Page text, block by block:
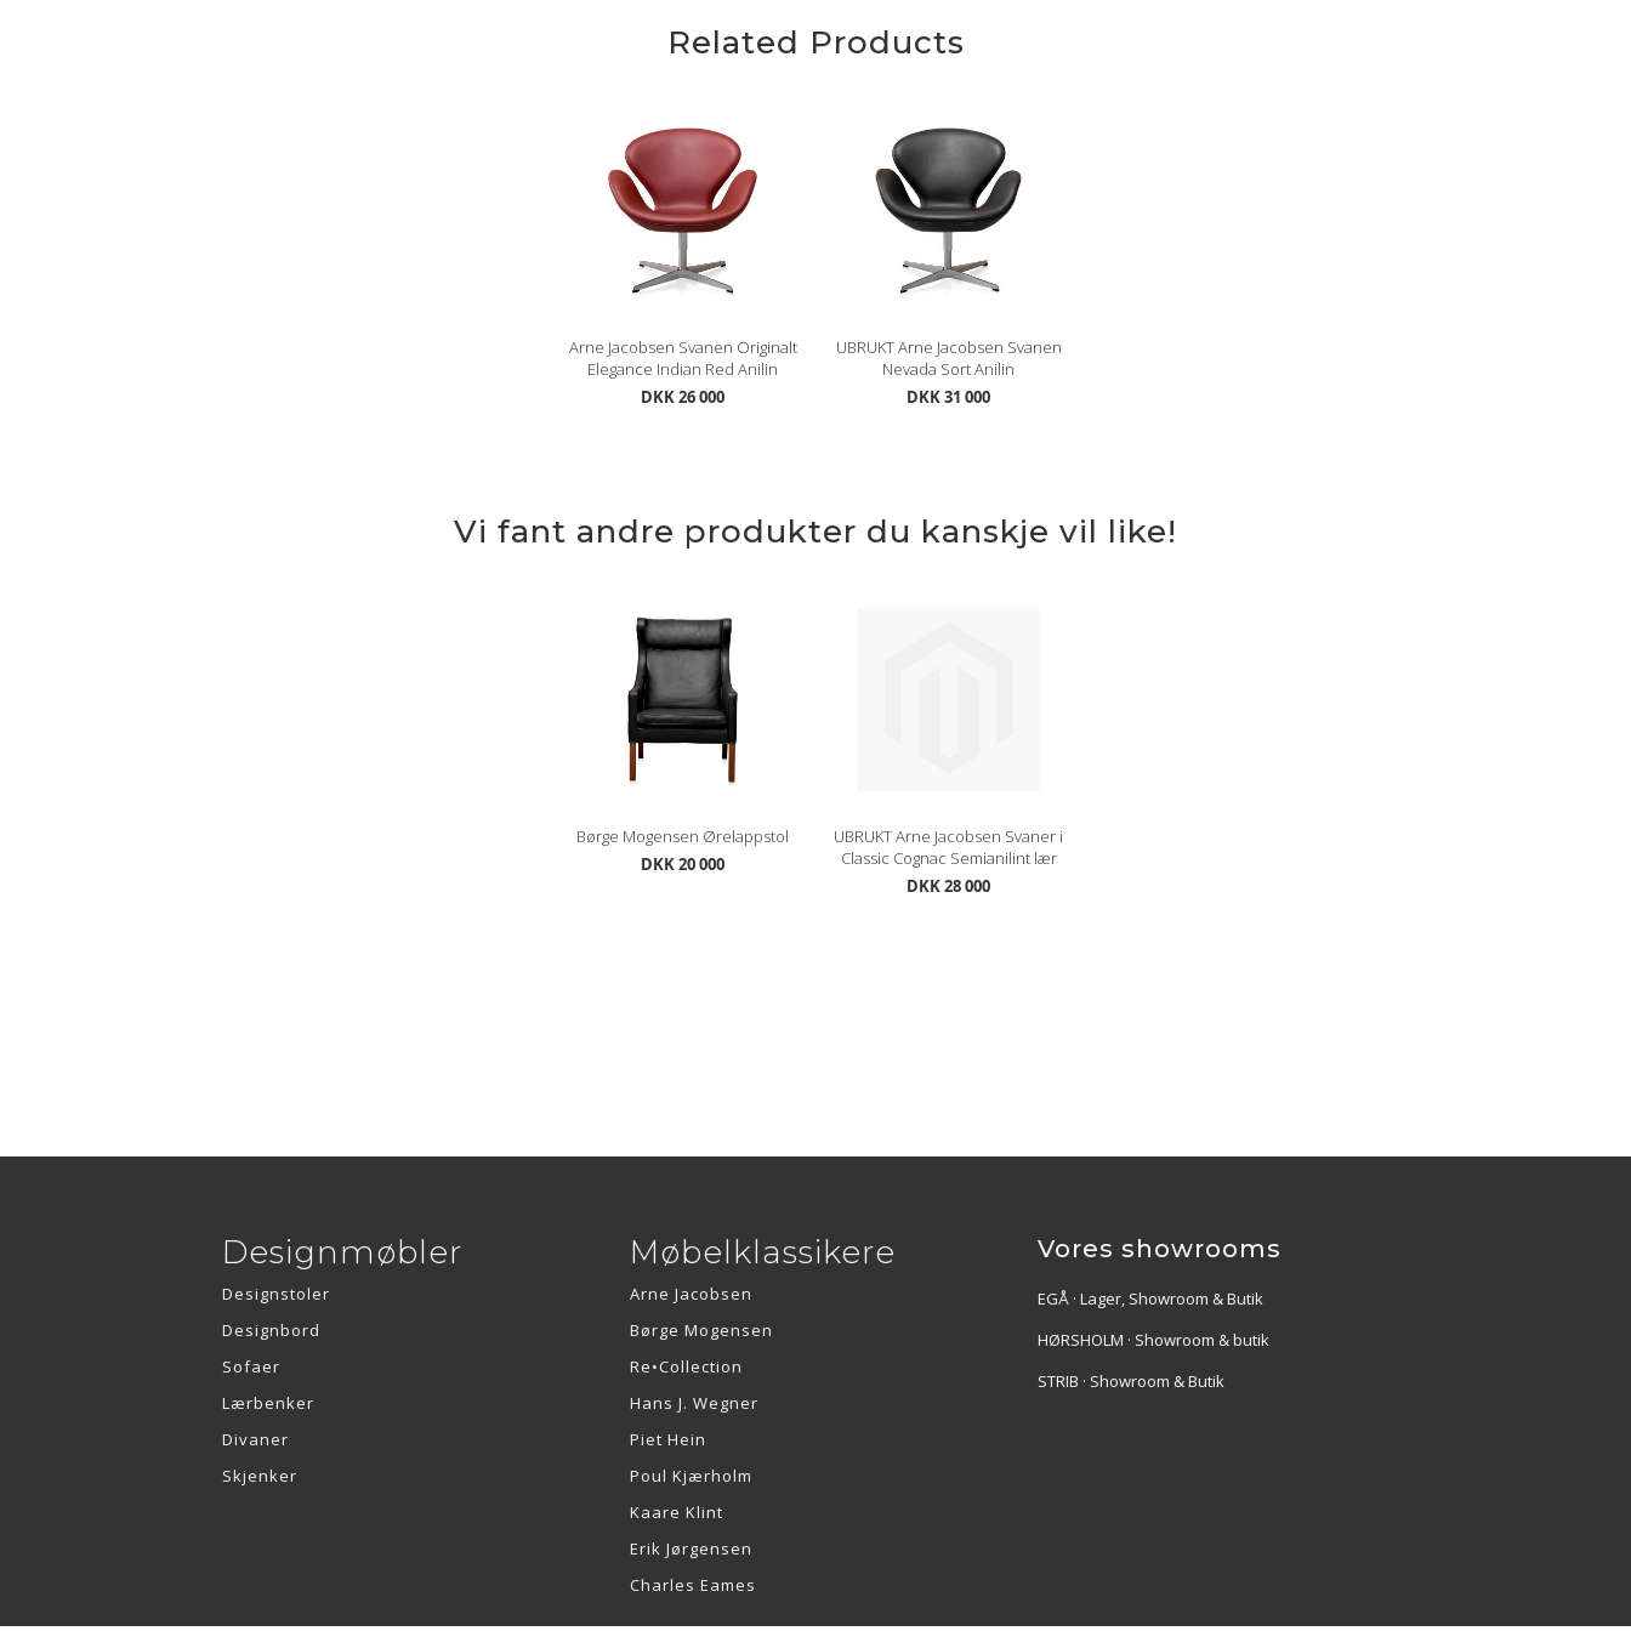
Related Products
Arne Jacobsen Svanen Originalt
Elegance Indian Red Anilin
DKK 26 000
UBRUKT Arne Jacobsen Svanen
Nevada Sort Anilin
DKK 31 000
Vi fant andre produkter du kanskje vil like!
Børge Mogensen Ørelappstol
DKK 20 000
UBRUKT Arne Jacobsen Svaner i
Classic Cognac Semianilint lær
DKK 28 000
Designmøbler
Designstoler
Designbord
Sofaer
Lærbenker
Divaner
Skjenker
Møbelklassikere
Arne Jacobsen
Børge Mogensen
Re•Collection
Hans J. Wegner
Piet Hein
Poul Kjærholm
Kaare Klint
Erik Jørgensen
Charles Eames
Vores showrooms
EGÅ · Lager, Showroom & Butik
HØRSHOLM · Showroom & butik
STRIB · Showroom & Butik